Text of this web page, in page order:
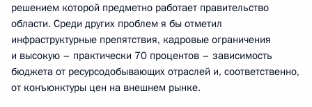
решением которой предметно работает правительство
области. Среди других проблем я бы отметил
инфраструктурные препятствия, кадровые ограничения
и высокую – практически 70 процентов – зависимость
бюджета от ресурсодобывающих отраслей и, соответственно,
от конъюнктуры цен на внешнем рынке.